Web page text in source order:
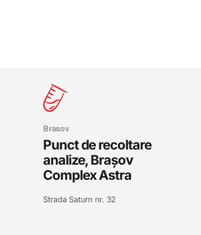
Brasov
Punct de recoltare
analize, Brașov
Complex Astra
Strada Saturn nr. 32